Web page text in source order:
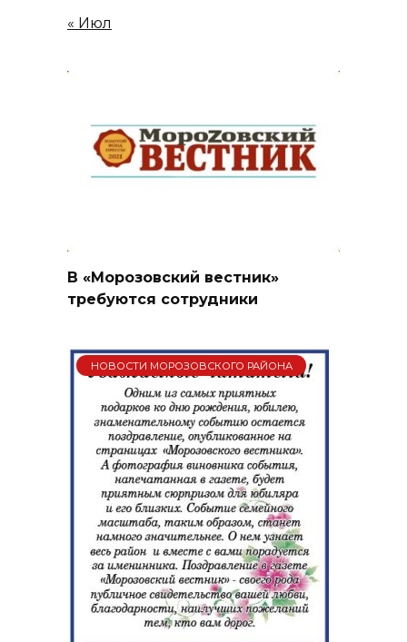
« Июл
В «Морозовский вестник»
требуются сотрудники
НОВОСТИ МОРОЗОВСКОГО РАЙОНА